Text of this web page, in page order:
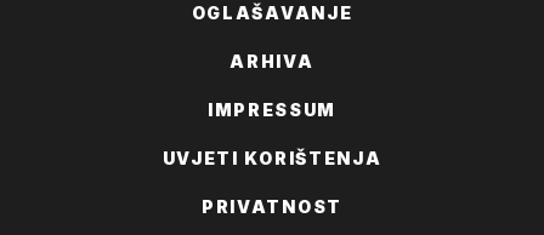
OGLAŠAVANJE
ARHIVA
IMPRESSUM
UVJETI KORIŠTENJA
PRIVATNOST